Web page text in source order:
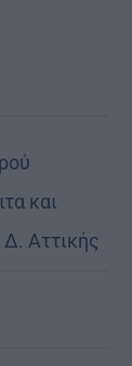
και
Αττικής